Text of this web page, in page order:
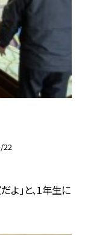
22
よ」と、1年生に